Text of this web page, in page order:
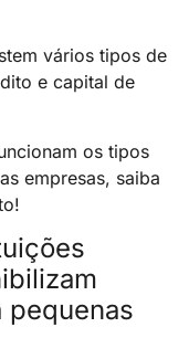
vários tipos de
e capital de
os tipos
empresas, saiba
pequenas